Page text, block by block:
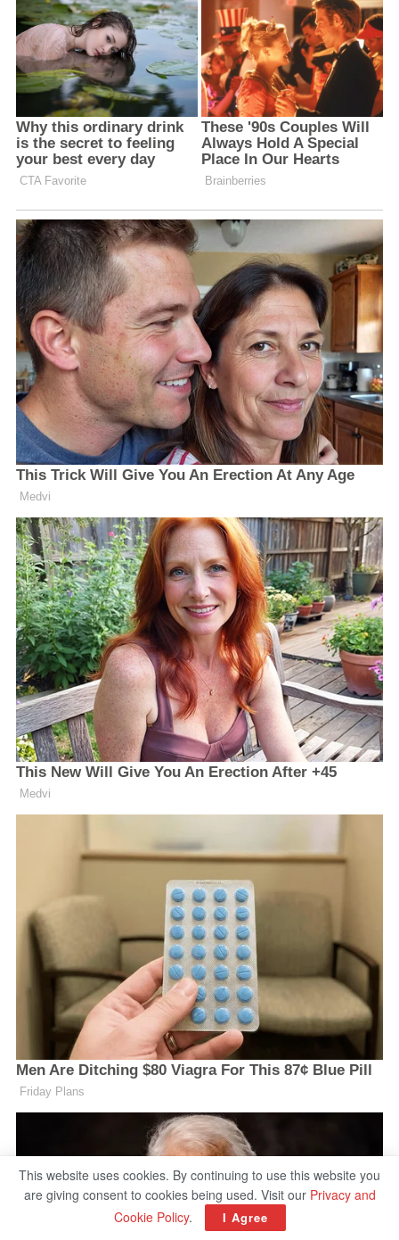
This website uses cookies. By continuing to use this website you
are giving consent to cookies being used. Visit our Privacy and
Cookie Policy. I Agree